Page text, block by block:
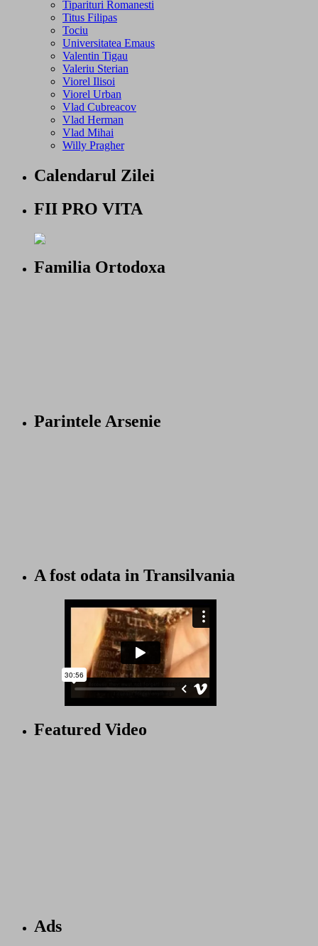
Tiparituri Romanesti
Titus Filipas
Tociu
Universitatea Emaus
Valentin Tigau
Valeriu Sterian
Viorel Ilisoi
Viorel Urban
Vlad Cubreacov
Vlad Herman
Vlad Mihai
Willy Pragher
Calendarul Zilei
FII PRO VITA
Familia Ortodoxa
Parintele Arsenie
A fost odata in Transilvania
Featured Video
Ads